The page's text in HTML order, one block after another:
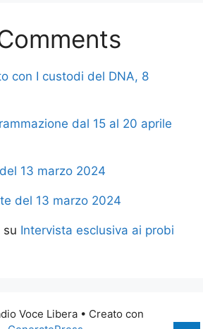
con I custodi del DNA, 8
dal 15 al 20 aprile
13 marzo 2024
del 13 marzo 2024
su Intervista esclusiva ai probi
Voce Libera• Creato con